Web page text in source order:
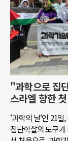
"과학으로 집
스라엘 향한
'과학의 날'인 21일
집단학살의 도구